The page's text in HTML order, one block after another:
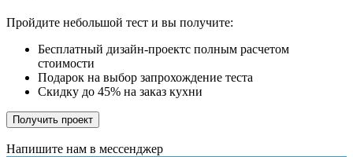
Пройдите небольшой тест и вы получите:
Бесплатный дизайн-проектс полным расчетом
стоимости
Подарок на выбор запрохождение теста
Скидку до 45% на заказ кухни
Получить проект
Напишите нам в мессенджер